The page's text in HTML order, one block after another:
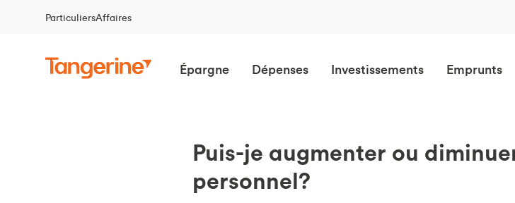
ParticuliersAffaires
Épargne Dépenses Investissements Emprunts
Puis-je augmenter ou
personnel?